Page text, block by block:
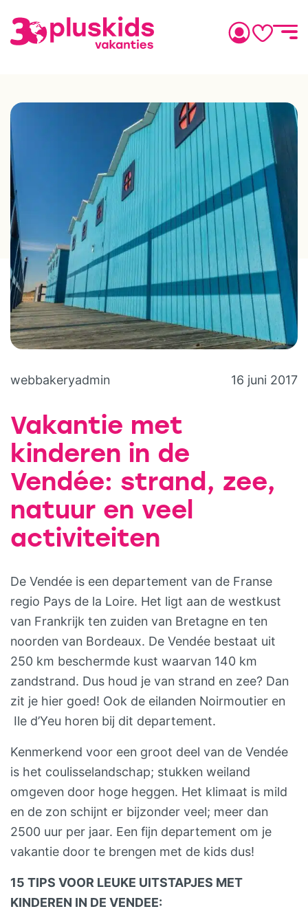
webbakeryadmin 16 juni 2017
Vakantie met
kinderen in de
Vendée: strand, zee,
natuur en veel
activiteiten
De Vendée is een departement van de Franse
regio Pays de la Loire. Het ligt aan de westkust
van Frankrijk ten zuiden van Bretagne en ten
noorden van Bordeaux. De Vendée bestaat uit
250 km beschermde kust waarvan 140 km
zandstrand. Dus houd je van strand en zee? Dan
zit je hier goed! Ook de eilanden Noirmoutier en
Ile d’Yeu horen bij dit departement.
Kenmerkend voor een groot deel van de Vendée
is het coulisselandschap; stukken weiland
omgeven door hoge heggen. Het klimaat is mild
en de zon schijnt er bijzonder veel; meer dan
2500 uur per jaar. Een fijn departement om je
vakantie door te brengen met de kids dus!
15 TIPS VOOR LEUKE UITSTAPJES MET
KINDEREN IN DE VENDEE: